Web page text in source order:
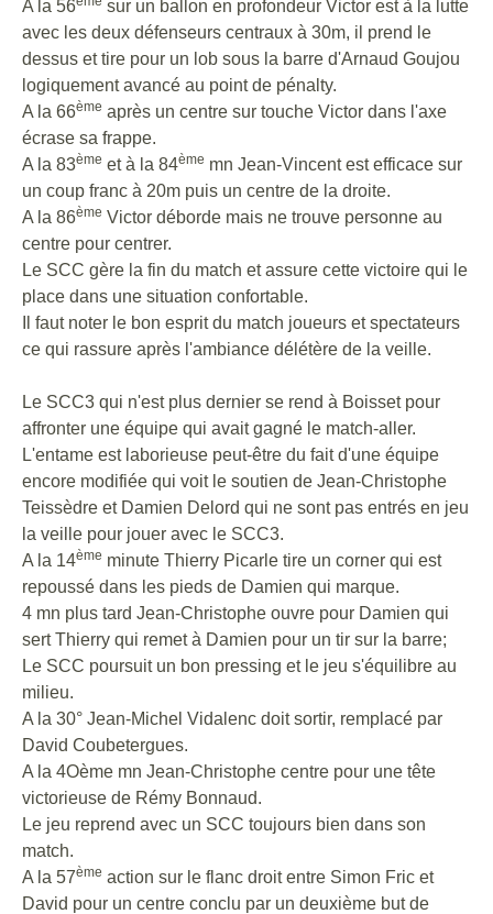
A la 56
sur un ballon en profondeur Victor est à la lutte
avec les deux défenseurs centraux à 30m, il prend le
dessus et tire pour un lob sous la barre d'Arnaud Goujou
logiquement avancé au point de pénalty.
A la 66ème après un centre sur touche Victor dans l'axe
écrase sa frappe.
A la 83ème et à la 84ème mn Jean-Vincent est efficace sur
un coup franc à 20m puis un centre de la droite.
A la 86ème Victor déborde mais ne trouve personne au
centre pour centrer.
Le SCC gère la fin du match et assure cette victoire qui le
place dans une situation confortable.
Il faut noter le bon esprit du match joueurs et spectateurs
ce qui rassure après l'ambiance délétère de la veille.
Le SCC3 qui n'est plus dernier se rend à Boisset pour
affronter une équipe qui avait gagné le match-aller.
L'entame est laborieuse peut-être du fait d'une équipe
encore modifiée qui voit le soutien de Jean-Christophe
Teissèdre et Damien Delord qui ne sont pas entrés en jeu
la veille pour jouer avec le SCC3.
A la 14ème minute Thierry Picarle tire un corner qui est
repoussé dans les pieds de Damien qui marque.
4 mn plus tard Jean-Christophe ouvre pour Damien qui
sert Thierry qui remet à Damien pour un tir sur la barre;
Le SCC poursuit un bon pressing et le jeu s'équilibre au
milieu.
A la 30° Jean-Michel Vidalenc doit sortir, remplacé par
David Coubetergues.
A la 4Oème mn Jean-Christophe centre pour une tête
victorieuse de Rémy Bonnaud.
Le jeu reprend avec un SCC toujours bien dans son
match.
A la 57ème action sur le flanc droit entre Simon Fric et
David pour un centre conclu par un deuxième but de